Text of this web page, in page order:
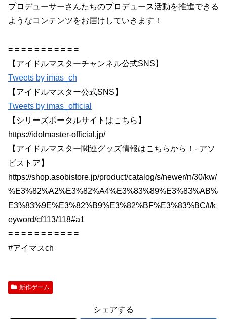
プロデューサーさんたちのプロデュース活動を推進できる
ようなコンテンツをお届けしていきます！
= = = = = = = = = = =
【アイドルマスターチャンネル公式SNS】
Tweets by imas_ch
【アイドルマスター公式SNS】
Tweets by imas_official
【シリーズポータルサイトはこちら】
https://idolmaster-official.jp/
【アイドルマスター関連グッズ情報はこちらから！- アソ
ビストア】
https://shop.asobistore.jp/product/catalog/s/newer/n/30/kw/
%E3%82%A2%E3%82%A4%E3%83%89%E3%83%AB%
E3%83%9E%E3%82%B9%E3%82%BF%E3%83%BC/t/k
eyword/cf113/118#a1
= = = = = = = = = = =
#アイマスch
新作ゲーム
シェアする